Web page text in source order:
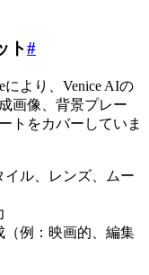
ト#
により、Venice AIの
画像、背景プレー
トをカバーしていま
イル、レンズ、ムー
（例：映画的、編集